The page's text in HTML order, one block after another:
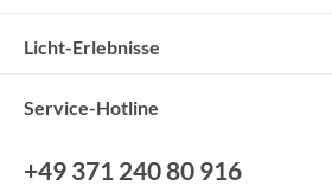
Service-Hotline
+49 371 240 80 916
Licht-Erlebnisse